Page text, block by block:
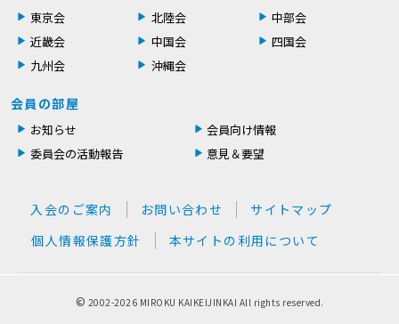
東京会
北陸会
中部会
近畿会
中国会
四国会
九州会
沖縄会
会員の部屋
お知らせ
会員向け情報
委員会の活動報告
意見＆要望
入会のご案内 お問い合わせ
サイトマップ
個人情報保護方針
本サイトの利用について
© 2002-2026 MIROKU KAIKEIJINKAI All rights reserved.